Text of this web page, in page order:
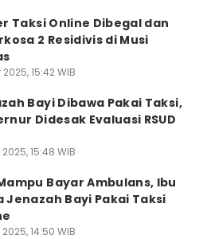
Taksi Online Dibegal dan
2 Residivis di Musi
15:42 WIB
Bayi Dibawa Pakai Taksi,
Didesak Evaluasi RSUD
15:48 WIB
Bayar Ambulans, Ibu
Jenazah Bayi Pakai Taksi
14:50 WIB